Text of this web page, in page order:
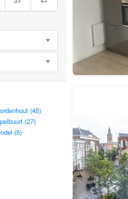
(45)
(27)
(5)